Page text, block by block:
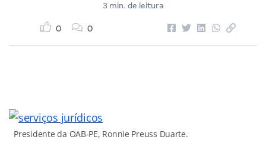
3 min. de leitura
0 0
Presidente da OAB-PE, Ronnie Preuss Duarte.